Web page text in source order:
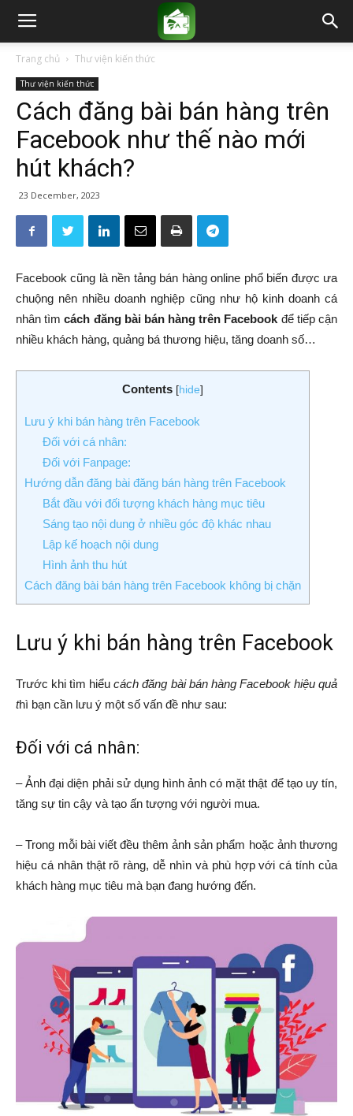
Trang chủ Thư viện kiến thức
Thư viện kiến thức
Cách đăng bài bán hàng trên
Facebook như thế nào mới
hút khách?
23 December, 2023
Facebook cũng là nền tảng bán hàng online phổ biến được ưa
chuộng nên nhiều doanh nghiệp cũng như hộ kinh doanh cá
nhân tìmcách đăng bài bán hàng trên Facebook để tiếp cận
nhiều khách hàng, quảng bá thương hiệu, tăng doanh số…
Contents [hide]
Lưu ý khi bán hàng trên Facebook
Đối với cá nhân:
Đối với Fanpage:
Hướng dẫn đăng bài đăng bán hàng trên Facebook
Bắt đầu với đối tượng khách hàng mục tiêu
Sáng tạo nội dung ở nhiều góc độ khác nhau
Lập kế hoạch nội dung
Hình ảnh thu hút
Cách đăng bài bán hàng trên Facebook không bị chặn
Lưu ý khi bán hàng trên Facebook
Trước khi tìm hiểucách đăng bài bán hàng Facebook hiệu quả
thì bạn cần lưu ý một số vấn đề như sau:
Đối với cá nhân:
– Ảnh đại diện phải sử dụng hình ảnh có mặt thật để tạo uy tín,
tăng sự tin cậy và tạo ấn tượng với người mua.
– Trong mỗi bài viết đều thêm ảnh sản phẩm hoặc ảnh thương
hiệu cá nhân thật rõ ràng, dễ nhìn và phù hợp với cá tính của
khách hàng mục tiêu mà bạn đang hướng đến.